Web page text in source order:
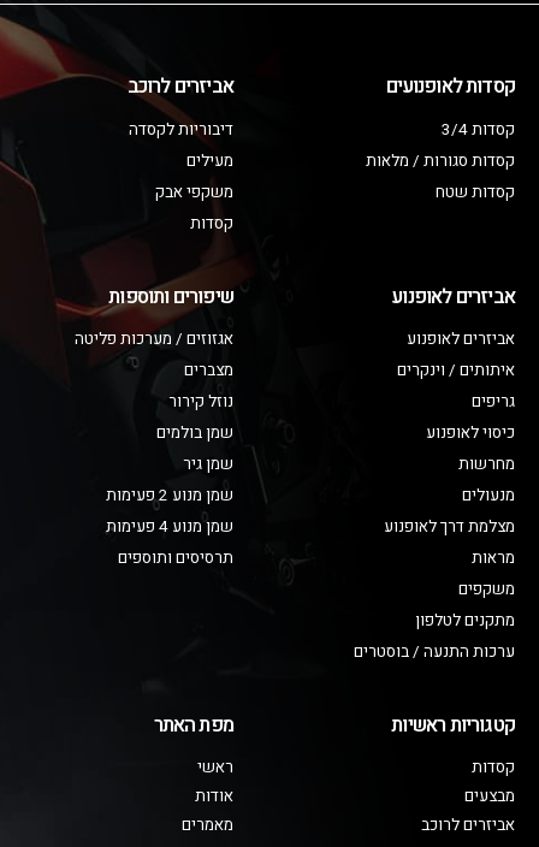
קסדות לאופנועים
קסדות 3/4
קסדות סגורות / מלאות
קסדות שטח
אביזרים לרוכב
דיבוריות לקסדה
מעילים
משקפי אבק
קסדות
אביזרים לאופנוע
אביזרים לאופנוע
איתותים / וינקרים
גריפים
כיסוי לאופנוע
מחרשות
מנעולים
מצלמת דרך לאופנוע
מראות
משקפים
מתקנים לטלפון
ערכות התנעה / בוסטרים
שיפורים ותוספות
אגזוזים / מערכות פליטה
מצברים
נוזל קירור
שמן בולמים
שמן גיר
שמן מנוע 2 פעימות
שמן מנוע 4 פעימות
תרסיסים ותוספים
קטגוריות ראשיות
קסדות
מבצעים
אביזרים לרוכב
מפת האתר
ראשי
אודות
מאמרים